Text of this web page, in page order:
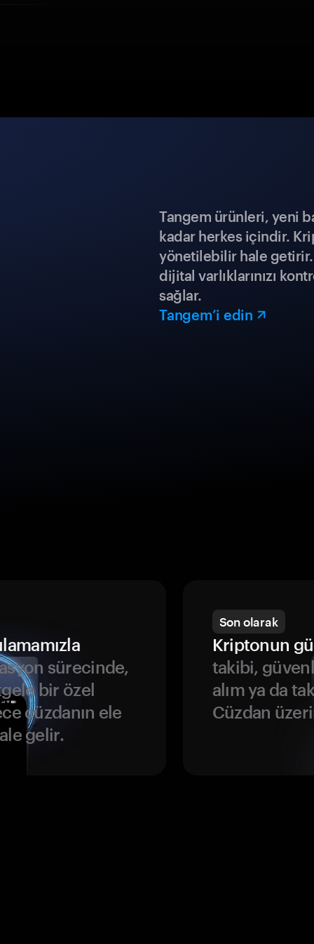
Tangem ürünleri, yeni
kadar herkes içindir.
yönetilebilir hale
dijital varlıklarınızı
sağlar.
Tangem’i edin
sürecinde,
bir özel
cüzdanın ele
gelir.
Son olarak
Kriptonun
takibi,
alım ya da
Cüzdan